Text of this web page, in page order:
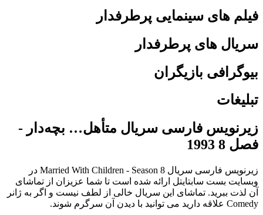
فیلم های سینمایی پرطرفدار
سریال های پرطرفدار
بیوگرافی بازیگران
تبلیغات
زیرنویس فارسی سریال متأهل… بچه‌دار -
فصل 8 1993
زیرنویس فارسی سریال Married With Children - Season 8 در
وبسایت بست سابتایتل ارائه شده است تا شما عزیزان از تماشای
آن لذت ببرید. تماشای این سریال خالی از لطف نیست و اگر به ژانر
Comedy علاقه دارید می توانید با دیدن آن سرگرم شوند.